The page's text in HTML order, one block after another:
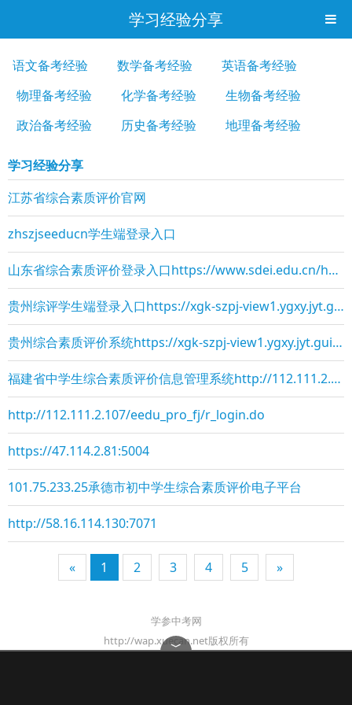
学习经验分享
语文备考经验 数学备考经验
英语备考经验
物理备考经验
化学备考经验
生物备考经验
政治备考经验
历史备考经验 地理备考经验
学习经验分享
江苏省综合素质评价官网
zhszjseeducn学生端登录入口
山东省综合素质评价登录入口https://www.sdei.edu.cn/home/html/shouye.html
贵州综评学生端登录入口https://xgk-szpj-view1.ygxy.jyt.guizhou.gov.cn/lo
贵州综合素质评价系统https://xgk-szpj-view1.ygxy.jyt.guizhou.gov.cn/log
福建省中学生综合素质评价信息管理系统http://112.111.2.107/eedu_pro_fj/r_login.d
http://112.111.2.107/eedu_pro_fj/r_login.do
https://47.114.2.81:5004
101.75.233.25承德市初中学生综合素质评价电子平台
http://58.16.114.130:7071
« 1 2 3 4 5 »
学参中考网
http://wap.xuecan.net版权所有
﹀